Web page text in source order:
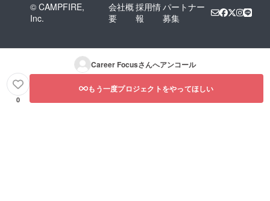
© CAMPFIRE,
Inc.
会社概
要
採用情
報
パートナー
募集
Career Focusさんへアンコール
0
もう一度プロジェクトをやってほしい